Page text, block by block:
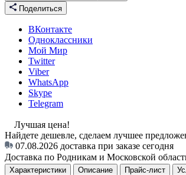
Поделиться
ВКонтакте
Одноклассники
Мой Мир
Twitter
Viber
WhatsApp
Skype
Telegram
Лучшая цена!
Найдете дешевле, сделаем лучшее
07.08.2026 доставка при заказе сегодня
Доставка по Родникам и Московской
Характеристики
Описание Прайс-лист